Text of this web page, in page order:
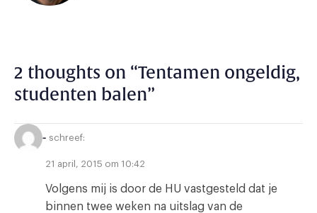
2 thoughts on “Tentamen ongeldig,
studenten balen”
- schreef:
21 april, 2015 om 10:42
Volgens mij is door de HU vastgesteld dat je
binnen twee weken na uitslag van de